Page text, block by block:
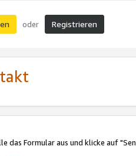
oder Registrieren
das Formular aus und klicke auf